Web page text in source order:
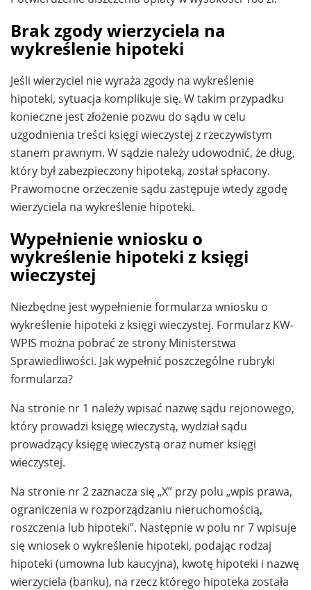
Brak zgody wierzyciela na
wykreślenie hipoteki
Jeśli wierzyciel nie wyraża zgody na wykreślenie
hipoteki, sytuacja komplikuje się. W takim przypadku
konieczne jest złożenie pozwu do sądu w celu
uzgodnienia treści księgi wieczystej z rzeczywistym
stanem prawnym. W sądzie należy udowodnić, że dług,
który był zabezpieczony hipoteką, został spłacony.
Prawomocne orzeczenie sądu zastępuje wtedy zgodę
wierzyciela na wykreślenie hipoteki.
Wypełnienie wniosku o
wykreślenie hipoteki z księgi
wieczystej
Niezbędne jest wypełnienie formularza wniosku o
wykreślenie hipoteki z księgi wieczystej. Formularz KW-
WPIS można pobrać ze strony Ministerstwa
Sprawiedliwości. Jak wypełnić poszczególne rubryki
formularza?
Na stronie nr 1 należy wpisać nazwę sądu rejonowego,
który prowadzi księgę wieczystą, wydział sądu
prowadzący księgę wieczystą oraz numer księgi
wieczystej.
Na stronie nr 2 zaznacza się „X” przy polu „wpis prawa,
ograniczenia w rozporządzaniu nieruchomością,
roszczenia lub hipoteki”. Następnie w polu nr 7 wpisuje
się wniosek o wykreślenie hipoteki, podając rodzaj
hipoteki (umowna lub kaucyjna), kwotę hipoteki i nazwę
wierzyciela (banku), na rzecz którego hipoteka została